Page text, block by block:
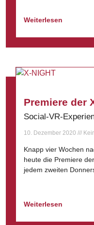
Weiterlesen
Premiere der
Social-VR-
10. Dezember 2020
Knapp vier Wochen
heute die Premiere
jedem zweiten
Weiterlesen